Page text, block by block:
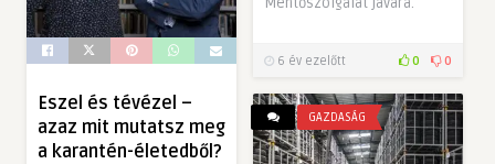
6 év ezelőtt 0 0
Eszel és tévézel –
azaz mit mutatsz meg
a karantén-életedből?
GAZDASÁG